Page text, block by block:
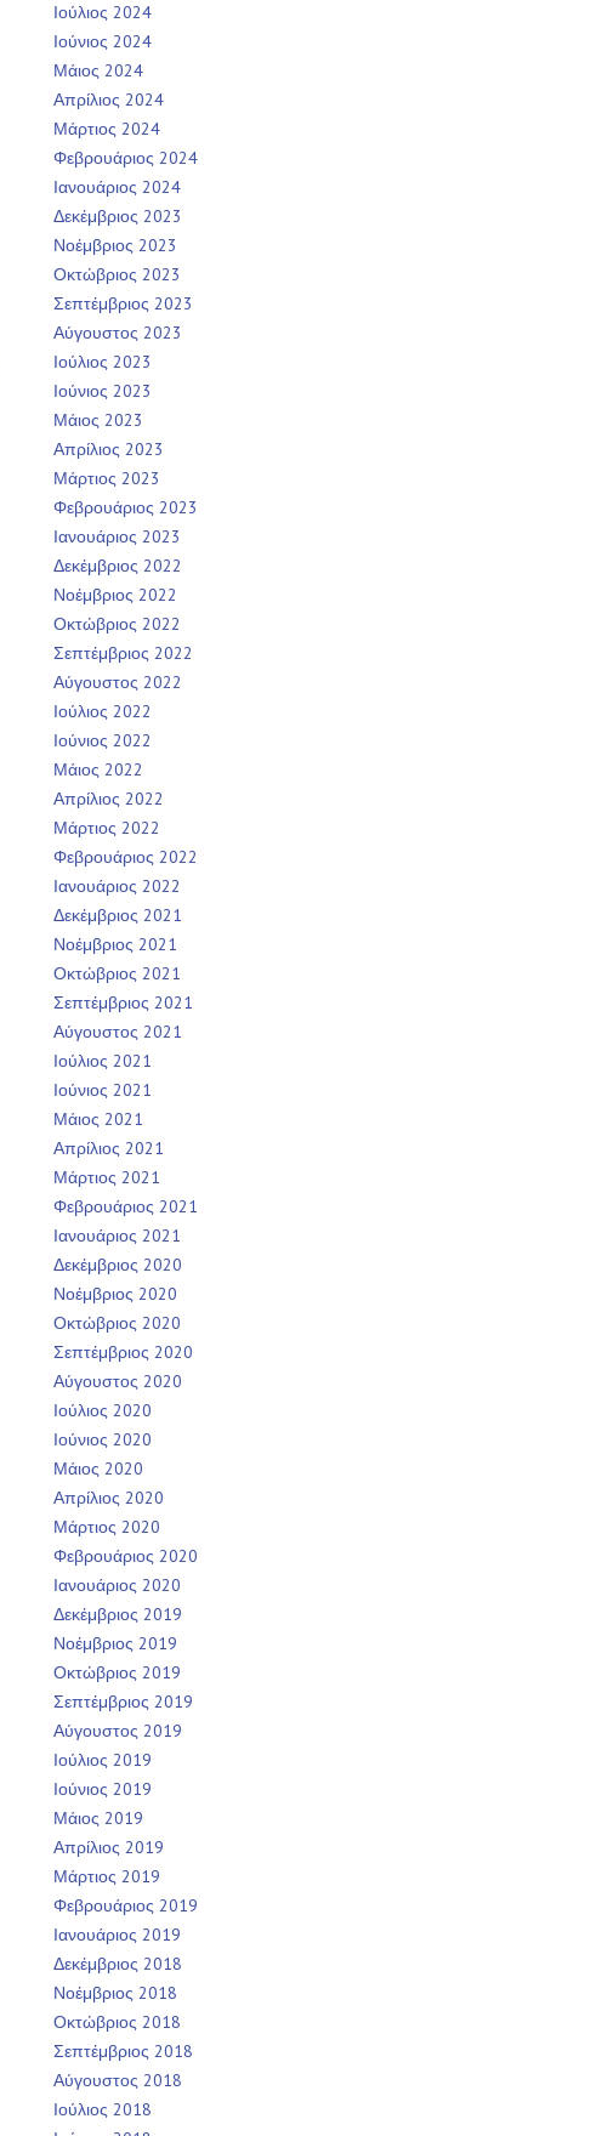
Ιούλιος 2024
Ιούνιος 2024
Μάιος 2024
Απρίλιος 2024
Μάρτιος 2024
Φεβρουάριος 2024
Ιανουάριος 2024
Δεκέμβριος 2023
Νοέμβριος 2023
Οκτώβριος 2023
Σεπτέμβριος 2023
Αύγουστος 2023
Ιούλιος 2023
Ιούνιος 2023
Μάιος 2023
Απρίλιος 2023
Μάρτιος 2023
Φεβρουάριος 2023
Ιανουάριος 2023
Δεκέμβριος 2022
Νοέμβριος 2022
Οκτώβριος 2022
Σεπτέμβριος 2022
Αύγουστος 2022
Ιούλιος 2022
Ιούνιος 2022
Μάιος 2022
Απρίλιος 2022
Μάρτιος 2022
Φεβρουάριος 2022
Ιανουάριος 2022
Δεκέμβριος 2021
Νοέμβριος 2021
Οκτώβριος 2021
Σεπτέμβριος 2021
Αύγουστος 2021
Ιούλιος 2021
Ιούνιος 2021
Μάιος 2021
Απρίλιος 2021
Μάρτιος 2021
Φεβρουάριος 2021
Ιανουάριος 2021
Δεκέμβριος 2020
Νοέμβριος 2020
Οκτώβριος 2020
Σεπτέμβριος 2020
Αύγουστος 2020
Ιούλιος 2020
Ιούνιος 2020
Μάιος 2020
Απρίλιος 2020
Μάρτιος 2020
Φεβρουάριος 2020
Ιανουάριος 2020
Δεκέμβριος 2019
Νοέμβριος 2019
Οκτώβριος 2019
Σεπτέμβριος 2019
Αύγουστος 2019
Ιούλιος 2019
Ιούνιος 2019
Μάιος 2019
Απρίλιος 2019
Μάρτιος 2019
Φεβρουάριος 2019
Ιανουάριος 2019
Δεκέμβριος 2018
Νοέμβριος 2018
Οκτώβριος 2018
Σεπτέμβριος 2018
Αύγουστος 2018
Ιούλιος 2018